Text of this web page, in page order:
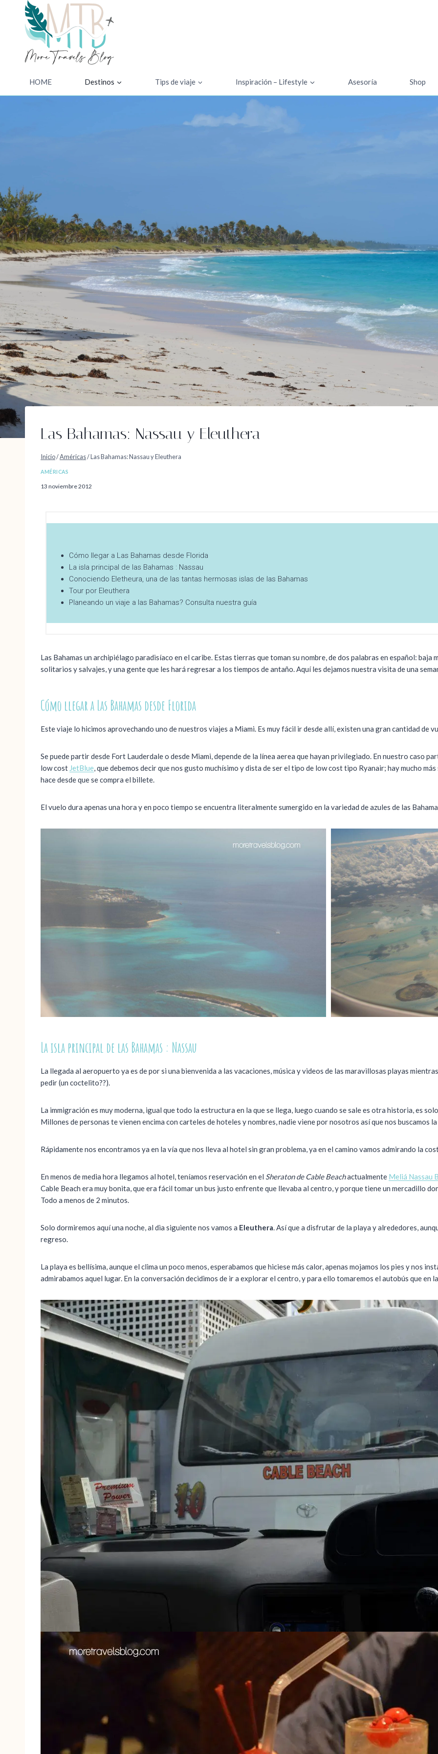
contenido
HOME Destinos Tips de viaje Inspiración – Lifestyle Asesoría Shop
Las Bahamas: Nassau y Eleuthera
Inicio/Américas/Las Bahamas: Nassau y Eleuthera
AMÉRICAS
13 noviembre 2012
Cómo llegar a Las Bahamas desde Florida
La isla principal de las Bahamas : Nassau
Conociendo Eletheura, una de las tantas hermosas islas de las Bahamas
Tour por Eleuthera
Planeando un viaje a las Bahamas? Consulta nuestra guía
Las Bahamas un archipiélago paradisíaco en el caribe. Estas tierras que toman su nombre, de dos palabras en español:
solitarios y salvajes, y una gente que les hará regresar a los tiempos de antaño. Aquí les dejamos nuestra visita de una
Cómo llegar a Las Bahamas desde Florida
Este viaje lo hicimos aprovechando uno de nuestros viajes a Miami. Es muy fácil ir desde allí, existen una gran cantidad de
Se puede partir desde Fort Lauderdale o desde Miami, depende de la línea aerea que hayan privilegiado. En nuestro caso
low cost JetBlue, que debemos decir que nos gusto muchísimo y dista de ser el tipo de low cost tipo Ryanair; hay mucho
hace desde que se compra el billete.
El vuelo dura apenas una hora y en poco tiempo se encuentra literalmente sumergido en la variedad de azules de las
La isla principal de las Bahamas : Nassau
La llegada al aeropuerto ya es de por si una bienvenida a las vacaciones, música y videos de las maravillosas playas
pedir (un coctelito??).
La immigración es muy moderna, igual que todo la estructura en la que se llega, luego cuando se sale es otra historia, es
Millones de personas te vienen encima con carteles de hoteles y nombres, nadie viene por nosotros así que nos buscamos
Rápidamente nos encontramos ya en la vía que nos lleva al hotel sin gran problema, ya en el camino vamos admirando la
En menos de media hora llegamos al hotel, teníamos reservación en el Sheraton de Cable Beachactualmente Meliá Nassau
Cable Beach era muy bonita, que era fácil tomar un bus justo enfrente que llevaba al centro, y porque tiene un mercadillo
Todo a menos de 2 minutos.
Solo dormiremos aquí una noche, al dia siguiente nos vamos a Eleuthera. Así que a disfrutar de la playa y alrededores,
regreso.
La playa es bellísima, aunque el clima un poco menos, esperabamos que hiciese más calor, apenas mojamos los pies y nos
admirabamos aquel lugar. En la conversación decidimos de ir a explorar el centro, y para ello tomaremos el autobús que en